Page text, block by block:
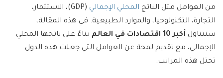
من العوامل مثل الناتج المحلي الإجمالي
(GDP)، الاستثمار،
التجارة، التكنولوجيا، والموارد الطبيعية. في هذه المقالة،
سنتناول أكبر 10 اقتصادات في العالم
بناءً على ناتجها المحلي
الإجمالي، مع تقديم لمحة عن العوامل التي جعلت هذه الدول
تحتل هذه المراتب.